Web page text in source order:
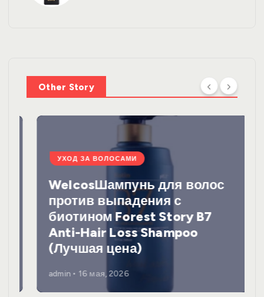
Other Story
УХОД ЗА ВОЛОСАМИ
WelcosШампунь для волос
против выпадения с
биотином Forest Story B7
Anti-Hair Loss Shampoo
(Лучшая цена)
admin 16 мая, 2026